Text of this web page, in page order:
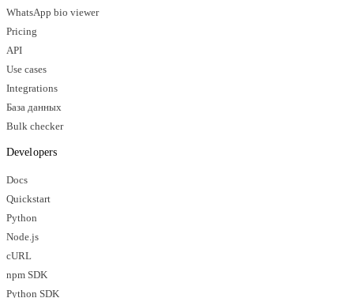
WhatsApp bio viewer
Pricing
API
Use cases
Integrations
База данных
Bulk checker
Developers
Docs
Quickstart
Python
Node.js
cURL
npm SDK
Python SDK